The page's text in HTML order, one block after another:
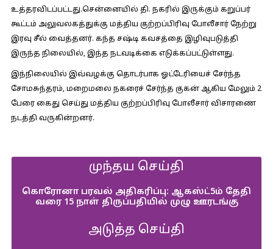
உத்தரவிடப்பட்டது.சென்னையில் தி. நகரில் இருக்கும் கறுப்பர்
கூட்டம் அலுவலகத்துக்கு மத்திய குற்றப்பிரிவு போலீசார் நேற்று
இரவு சீல் வைத்தனர். கந்த சஷ்டி கவசத்தை இழிவுபடுத்தி
இருந்த நிலையில், இந்த நடவடிக்கை எடுக்கப்பட்டுள்ளது.
இந்நிலையில் இவ்வழக்கு தொடர்பாக ஓட்டேரியைச் சேர்ந்த
சோமசுந்தரம், மறைமலை நகரைச் சேர்ந்த குகன் ஆகிய மேலும் 2
பேரை கைது செய்து மத்திய குற்றப்பிரிவு போலீசார் விசாரணை
நடத்தி வருகின்றனர்.
முந்தய செய்தி
கொரோனா பரவல் அதிகரிப்பு: ஆகஸ்ட்5ம் தேதி
வரை 15 நாள் திருப்பதியில் முழு ஊரடங்கு
அடுத்த செய்தி